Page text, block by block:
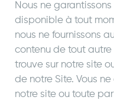
Nous ne
disponible à tout
nous ne fournissons
contenu de tout
trouve sur notre site
de notre Site. Vous
notre site ou toute